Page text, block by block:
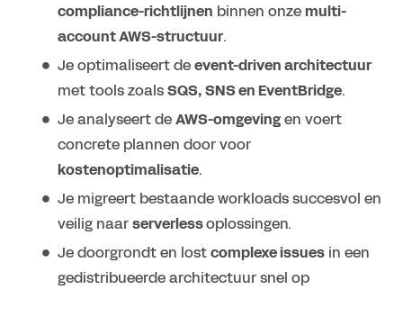
compliance-richtlijnen binnen onzemulti-
account AWS-structuur.
Je optimaliseert deevent-driven architectuur
met tools zoalsSQS, SNS en EventBridge.
Je analyseert deAWS-omgevingen voert
concrete plannen door voor
kostenoptimalisatie.
Je migreert bestaande workloads succesvol en
veilig naarserverlessoplossingen.
Je doorgrondt en lostcomplexe issues in een
gedistribueerde architectuur snel op